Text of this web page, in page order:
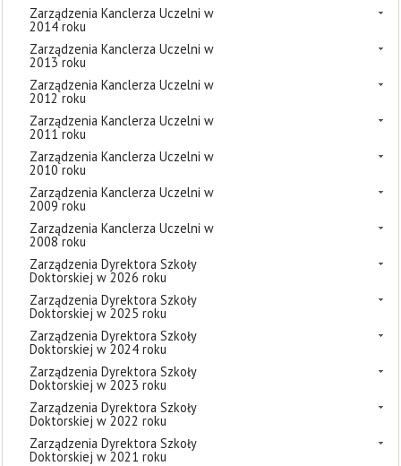
Zarządzenia Kanclerza Uczelni w
2014 roku
Zarządzenia Kanclerza Uczelni w
2013 roku
Zarządzenia Kanclerza Uczelni w
2012 roku
Zarządzenia Kanclerza Uczelni w
2011 roku
Zarządzenia Kanclerza Uczelni w
2010 roku
Zarządzenia Kanclerza Uczelni w
2009 roku
Zarządzenia Kanclerza Uczelni w
2008 roku
Zarządzenia Dyrektora Szkoły
Doktorskiej w 2026 roku
Zarządzenia Dyrektora Szkoły
Doktorskiej w 2025 roku
Zarządzenia Dyrektora Szkoły
Doktorskiej w 2024 roku
Zarządzenia Dyrektora Szkoły
Doktorskiej w 2023 roku
Zarządzenia Dyrektora Szkoły
Doktorskiej w 2022 roku
Zarządzenia Dyrektora Szkoły
Doktorskiej w 2021 roku